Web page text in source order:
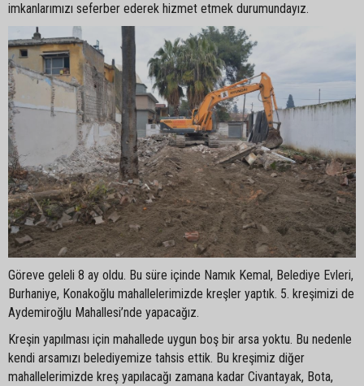
imkanlarımızı seferber ederek hizmet etmek durumundayız.
Göreve geleli 8 ay oldu. Bu süre içinde Namık Kemal, Belediye Evleri,
Burhaniye, Konakoğlu mahallelerimizde kreşler yaptık. 5. kreşimizi de
Aydemiroğlu Mahallesi’nde yapacağız.
Kreşin yapılması için mahallede uygun boş bir arsa yoktu. Bu nedenle
kendi arsamızı belediyemize tahsis ettik. Bu kreşimiz diğer
mahallelerimizde kreş yapılacağı zamana kadar Civantayak, Bota,